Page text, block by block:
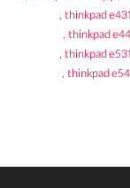
thinkpad e431
,
thinkpad
,
thinkpad e531
,
thinkpad
,